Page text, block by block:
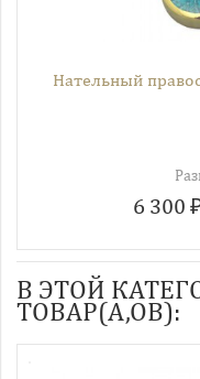
Нательный
6 300
В ЭТОЙ
ТОВАР(А,ОВ):